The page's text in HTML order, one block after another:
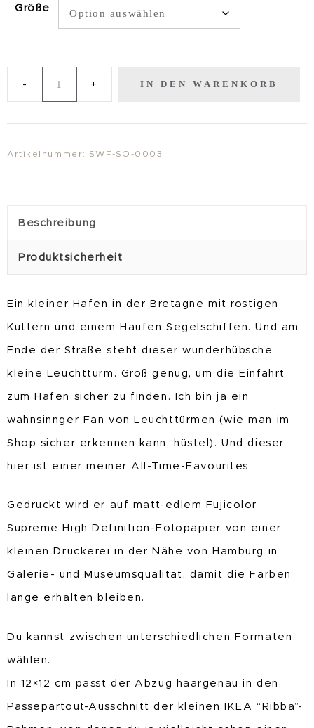
Größe
IN DEN WARENKORB
Artikelnummer: SWF-SO-0003
Beschreibung
Produktsicherheit
Ein kleiner Hafen in der Bretagne mit rostigen
Kuttern und einem Haufen Segelschiffen. Und am
Ende der Straße steht dieser wunderhübsche
kleine Leuchtturm. Groß genug, um die Einfahrt
zum Hafen sicher zu finden. Ich bin ja ein
wahnsinnger Fan von Leuchttürmen (wie man im
Shop sicher erkennen kann, hüstel). Und dieser
hier ist einer meiner All-Time-Favourites.
Gedruckt wird er auf matt-edlem Fujicolor
Supreme High Definition-Fotopapier von einer
kleinen Druckerei in der Nähe von Hamburg in
Galerie- und Museumsqualität, damit die Farben
lange erhalten bleiben.
Du kannst zwischen unterschiedlichen Formaten
wählen:
In 12×12 cm passt der Abzug haargenau in den
Passepartout-Ausschnitt der kleinen IKEA “Ribba”-